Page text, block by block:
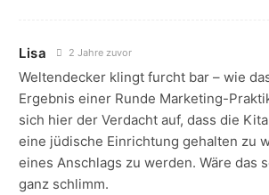
Lisa 2 Jahre zuvor
Weltendecker klingt furcht bar – wie
Ergebnis einer Runde Marketing-
sich hier der Verdacht auf, dass die
eine jüdische Einrichtung gehalten zu
eines Anschlags zu werden. Wäre das
ganz schlimm.